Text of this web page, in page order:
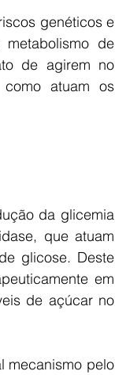
genéticos e
de
de agirem no
atuam os
da glicemia
que atuam
glicose. Deste
em
de açúcar no
mecanismo pelo